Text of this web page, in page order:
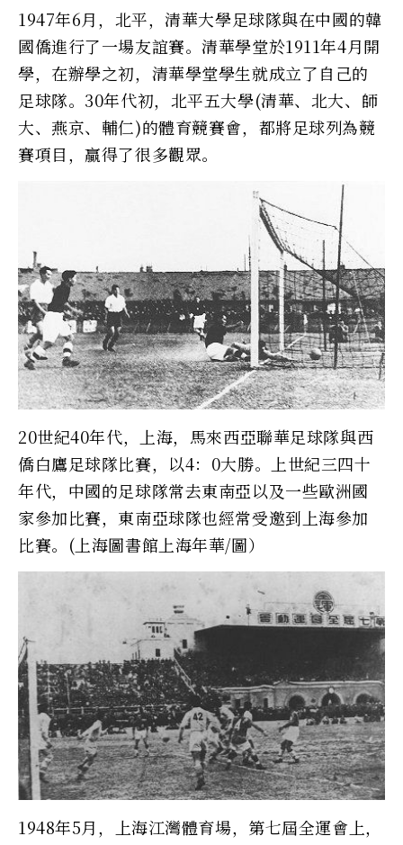
1947年6月，北平，清華大學足球隊與在中國的韓
國僑進行了一場友誼賽。清華學堂於1911年4月開
學，在辦學之初，清華學堂學生就成立了自己的
足球隊。30年代初，北平五大學(清華、北大、師
大、燕京、輔仁)的體育競賽會，都將足球列為競
賽項目，贏得了很多觀眾。
20世紀40年代，上海，馬來西亞聯華足球隊與西
僑白鷹足球隊比賽，以4：0大勝。上世紀三四十
年代，中國的足球隊常去東南亞以及一些歐洲國
家參加比賽，東南亞球隊也經常受邀到上海參加
比賽。(上海圖書館上海年華/圖）
1948年5月，上海江灣體育場，第七屆全運會上，